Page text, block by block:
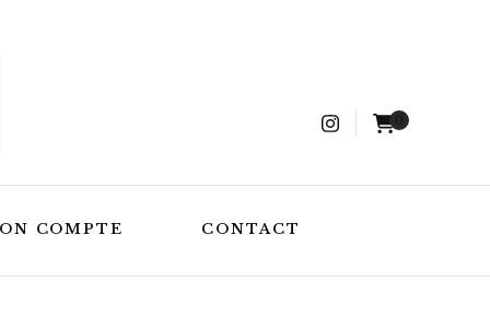
COMPTE CONTACT